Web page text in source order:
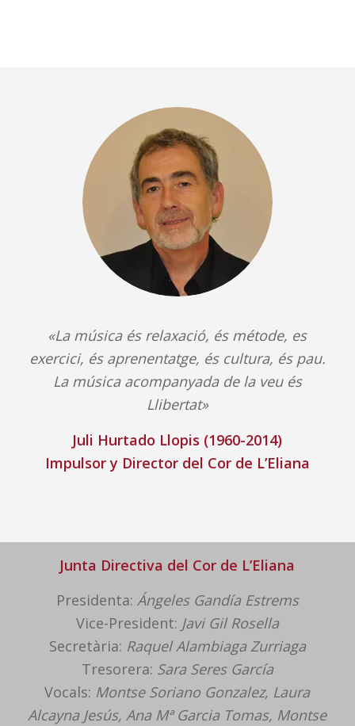
«La música és relaxació, és métode, es
exercici, és aprenentatge, és cultura, és pau.
La música acompanyada de la veu és
Llibertat»
Juli Hurtado Llopis (1960-2014)
Impulsor y Director del Cor de L’Eliana
Junta Directiva del Cor de L’Eliana
Presidenta: Ángeles Gandía Estrems
Vice-President: Javi Gil Rosella
Secretària: Raquel Alambiaga Zurriaga
Tresorera: Sara Seres García
Vocals: Montse Soriano Gonzalez, Laura
Alcayna Jesús, Ana Mª Garcia Tomas, Montse